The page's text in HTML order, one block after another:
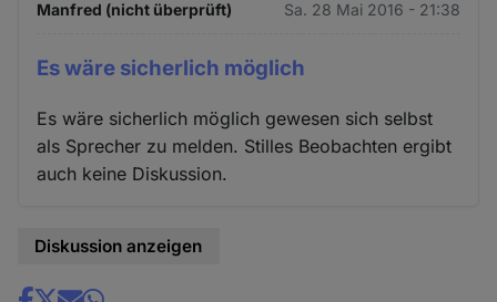
Manfred (nicht überprüft) Sa. 28 Mai 2016 - 21:38
Es wäre sicherlich möglich
Es wäre sicherlich möglich gewesen sich selbst
als Sprecher zu melden. Stilles Beobachten ergibt
auch keine Diskussion.
Diskussion anzeigen